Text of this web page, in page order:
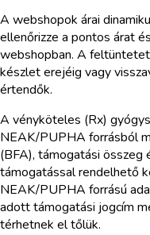
A webshopok árai
ellenőrizze a pontos árat
webshopban. A
készlet erejéig vagy
értendők.
A vényköteles (Rx)
NEAK/PUPHA forrásból
(BFA), támogatási
támogatással rendelhető
NEAK/PUPHA forrású
adott támogatási jogcím
térhetnek el tőlük.